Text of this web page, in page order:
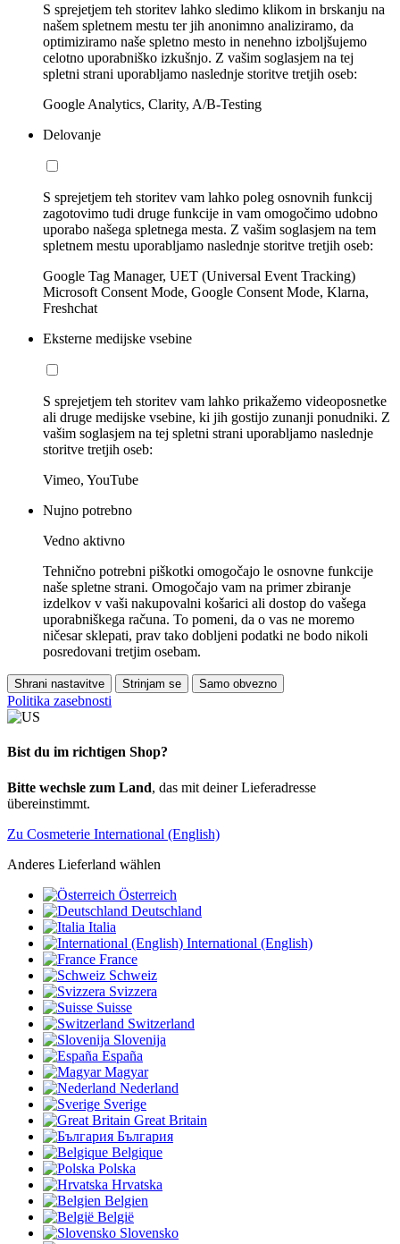
S sprejetjem teh storitev lahko sledimo klikom in brskanju na
našem spletnem mestu ter jih anonimno analiziramo, da
optimiziramo naše spletno mesto in nenehno izboljšujemo
celotno uporabniško izkušnjo. Z vašim soglasjem na tej
spletni strani uporabljamo naslednje storitve tretjih oseb:
Google Analytics, Clarity, A/B-Testing
Delovanje
S sprejetjem teh storitev vam lahko poleg osnovnih funkcij
zagotovimo tudi druge funkcije in vam omogočimo udobno
uporabo našega spletnega mesta. Z vašim soglasjem na tem
spletnem mestu uporabljamo naslednje storitve tretjih oseb:
Google Tag Manager, UET (Universal Event Tracking)
Microsoft Consent Mode, Google Consent Mode, Klarna,
Freshchat
Eksterne medijske vsebine
S sprejetjem teh storitev vam lahko prikažemo videoposnetke
ali druge medijske vsebine, ki jih gostijo zunanji ponudniki. Z
vašim soglasjem na tej spletni strani uporabljamo naslednje
storitve tretjih oseb:
Vimeo, YouTube
Nujno potrebno
Vedno aktivno
Tehnično potrebni piškotki omogočajo le osnovne funkcije
naše spletne strani. Omogočajo vam na primer zbiranje
izdelkov v vaši nakupovalni košarici ali dostop do vašega
uporabniškega računa. To pomeni, da o vas ne moremo
ničesar sklepati, prav tako dobljeni podatki ne bodo nikoli
posredovani tretjim osebam.
Shrani nastavitve Strinjam se Samo obvezno
Politika zasebnosti
Bist du im richtigen Shop?
Bitte wechsle zum Land, das mit deiner Lieferadresse
übereinstimmt.
Zu Cosmeterie International (English)
Anderes Lieferland wählen
Österreich
Deutschland
Italia
International (English)
France
Schweiz
Svizzera
Suisse
Switzerland
Slovenija
España
Magyar
Nederland
Sverige
Great Britain
България
Belgique
Polska
Hrvatska
Belgien
België
Slovensko